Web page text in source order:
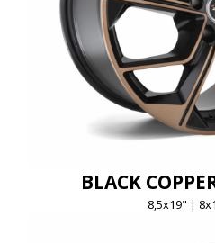
BLACK
8,5x19" |